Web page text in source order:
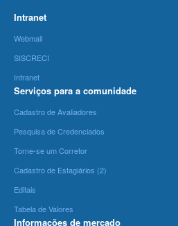
Intranet
Webmail
SISCRECI
Intranet
Serviços para a comunidade
Cadastro de Avaliadores
Pesquisa de Credenciados
Torne-se um Corretor
Cadastro de Estagiários (2)
Editais
Tabela de Valores
Informações de mercado